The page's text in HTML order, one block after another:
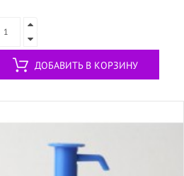
ДОБАВИТЬ В КОРЗИНУ